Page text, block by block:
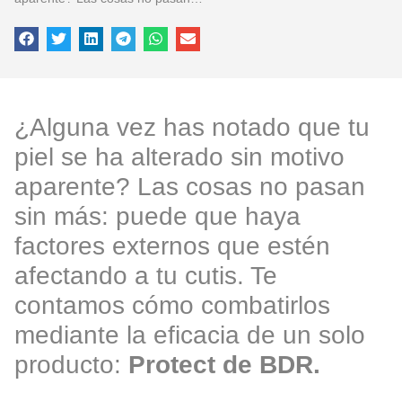
¿Alguna vez has notado que tu
piel se ha alterado sin motivo
aparente? Las cosas no pasan
sin más: puede que haya
factores externos que estén
afectando a tu cutis. Te
contamos cómo combatirlos
mediante la eficacia de un solo
producto: Protect de BDR.